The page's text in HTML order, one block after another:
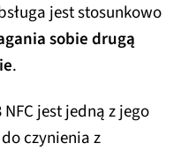
jest stosunkowo
sobie drugą
.
jest jedną z jego
czynienia z